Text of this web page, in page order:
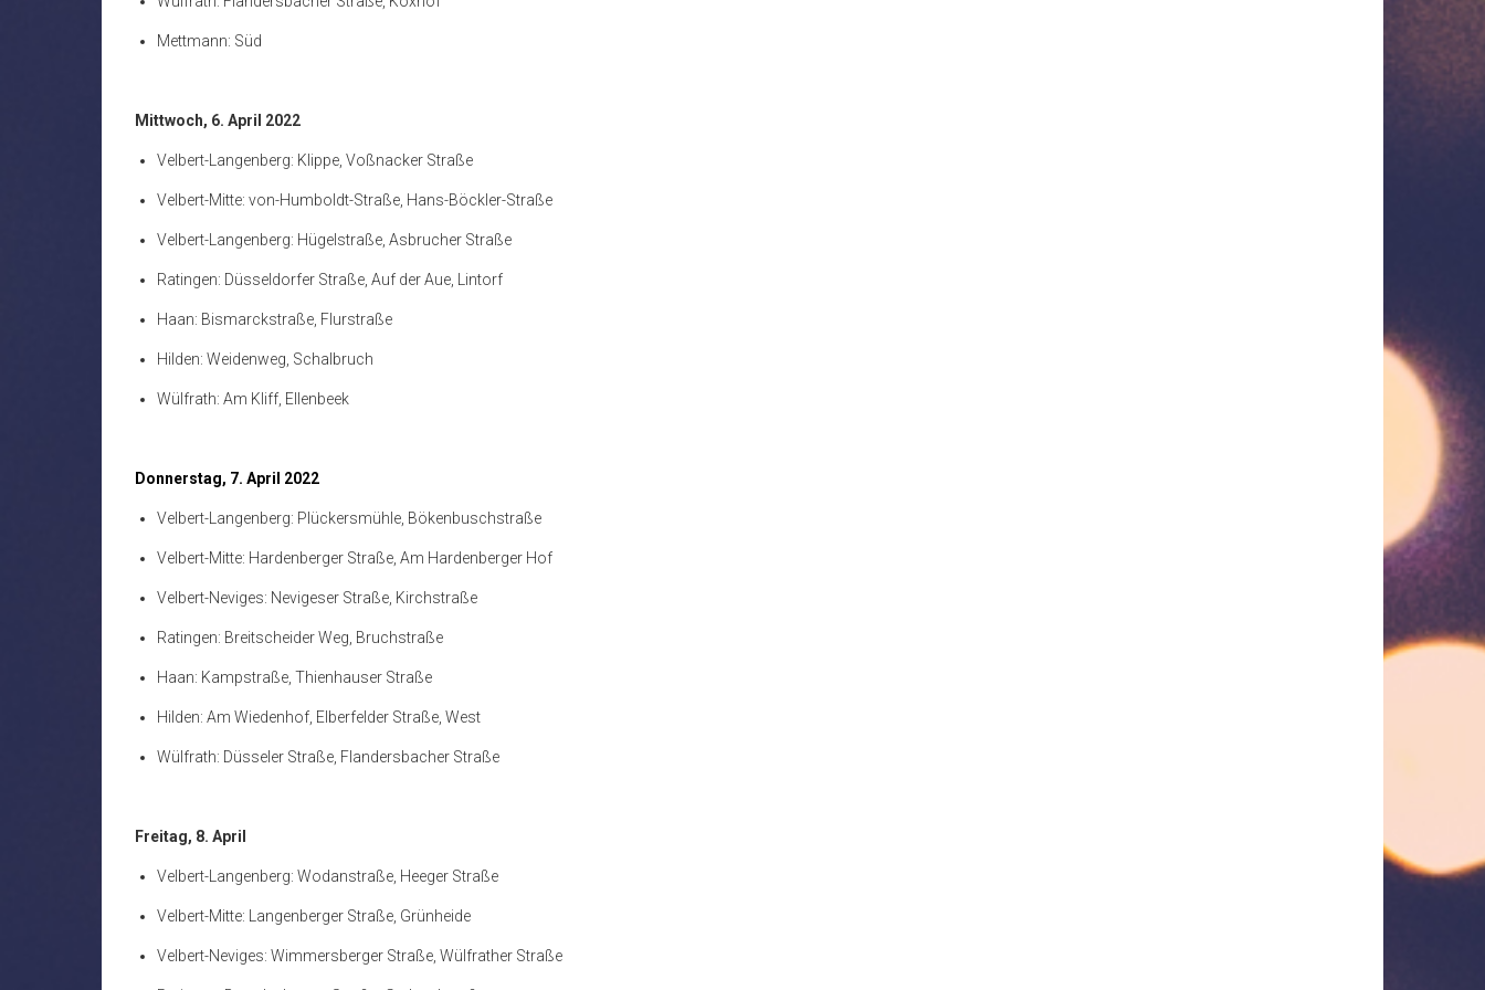
Mettmann: Süd
Mittwoch, 6. April 2022
Velbert-Langenberg: Klippe, Voßnacker Straße
Velbert-Mitte: von-Humboldt-Straße, Hans-Böckler-Straße
Velbert-Langenberg: Hügelstraße, Asbrucher Straße
Ratingen: Düsseldorfer Straße, Auf der Aue, Lintorf
Haan: Bismarckstraße, Flurstraße
Hilden: Weidenweg, Schalbruch
Wülfrath: Am Kliff, Ellenbeek
Donnerstag, 7. April 2022
Velbert-Langenberg: Plückersmühle, Bökenbuschstraße
Velbert-Mitte: Hardenberger Straße, Am Hardenberger Hof
Velbert-Neviges: Nevigeser Straße, Kirchstraße
Ratingen: Breitscheider Weg, Bruchstraße
Haan: Kampstraße, Thienhauser Straße
Hilden: Am Wiedenhof, Elberfelder Straße, West
Wülfrath: Düsseler Straße, Flandersbacher Straße
Freitag, 8. April
Velbert-Langenberg: Wodanstraße, Heeger Straße
Velbert-Mitte: Langenberger Straße, Grünheide
Velbert-Neviges: Wimmersberger Straße, Wülfrather Straße